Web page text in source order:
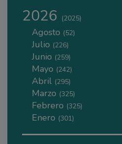
2026 (2025)
Agosto (52)
Julio (226)
Junio (259)
Mayo (242)
Abril (295)
Marzo (325)
Febrero (325)
Enero (301)